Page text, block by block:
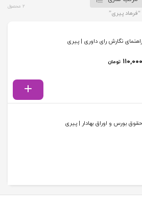
پیری”
2 محصول
راهنمای نگارش رای داوری | پیری
۱۱۰,۰۰۰ تومان
حقوق بورس و اوراق بهادار | پیری